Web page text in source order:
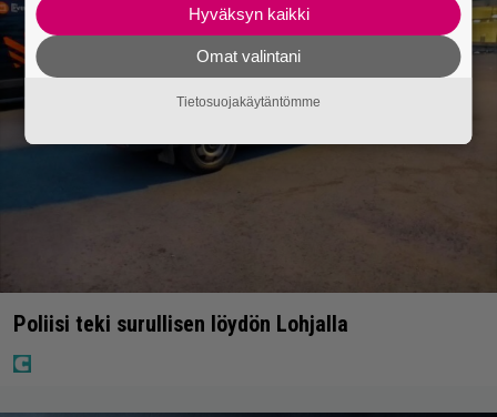
Poliisi teki surullisen löydön Lohjalla
Hyväksyn kaikki
Omat valintani
Tietosuojakäytäntömme